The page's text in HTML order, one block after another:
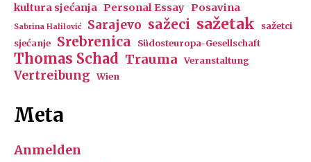
kultura sjećanja Personal Essay Posavina
Sabrina Halilović Sarajevo sažeci sažetak
sažetci
sjećanje
Srebrenica Südosteuropa-Gesellschaft
Thomas Schad Trauma Veranstaltung
Vertreibung Wien
Meta
Anmelden